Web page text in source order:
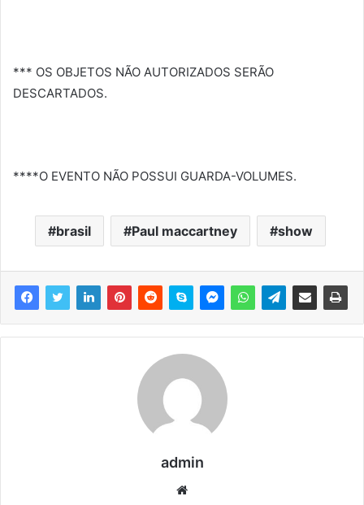
*** OS OBJETOS NÃO AUTORIZADOS SERÃO
DESCARTADOS.
****O EVENTO NÃO POSSUI GUARDA-VOLUMES.
brasil Paul maccartney show
admin